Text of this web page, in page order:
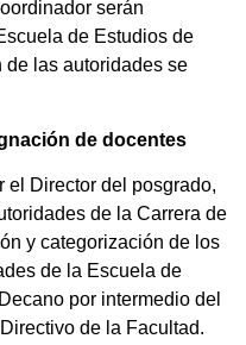
serán
de Estudios de
de las autoridades se
de docentes
el Director del posgrado,
de la Carrera de
y categorización de los
de la Escuela de
por intermedio del
de la Facultad.